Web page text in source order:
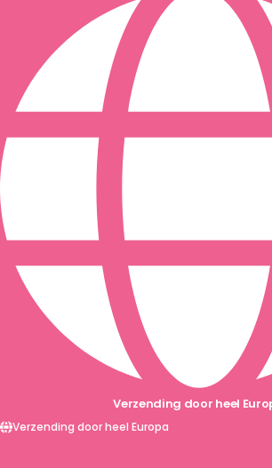
Verzending door heel
Bestellingen vóór 11:00 uur worden dezelfde
EN 14960 | TÜV SÜD-gecertificeerd
Verzending door heel Europa
Bestellingen vóór 11:00 uur worden dezelfde